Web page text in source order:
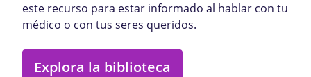
este recurso para estar informado al hablar con tu
médico o con tus seres queridos.
Explora la biblioteca